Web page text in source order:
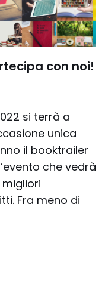
con noi!
si terrà a
unica
il booktrailer
che vedrà
Fra meno di